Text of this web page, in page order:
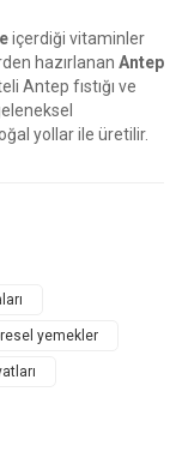
içerdiği vitaminler
hazırlanan Antep
Antep fıstığı ve
yollar ile üretilir.
yemekler